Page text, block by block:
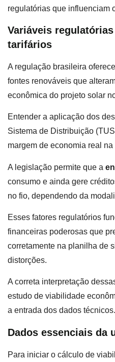
regulatórias que influenciam
Variáveis
tarifários
A regulação brasileira
fontes renováveis que
econômica do projeto solar
Entender a aplicação dos
Sistema de Distribuição
margem de economia real
A legislação permite que a
consumo e ainda gere
no fio, dependendo da
Esses fatores regulatórios
financeiras poderosas que
corretamente na planilha de
distorções.
A correta interpretação
estudo de viabilidade
a entrada dos dados técnicos.
Dados essenciais da
Para iniciar o cálculo de